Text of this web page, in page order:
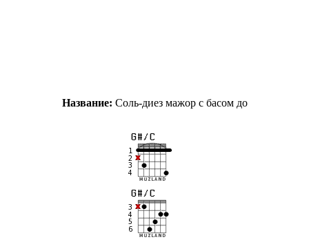
Название: Соль-диез мажор с басом до